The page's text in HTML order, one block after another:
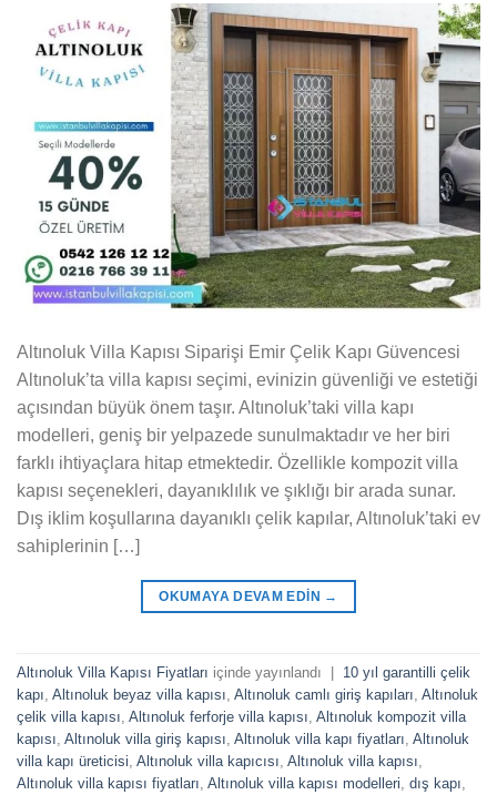
Altınoluk Villa Kapısı Siparişi Emir Çelik Kapı Güvencesi
Altınoluk’ta villa kapısı seçimi, evinizin güvenliği ve estetiği
açısından büyük önem taşır. Altınoluk’taki villa kapı
modelleri, geniş bir yelpazede sunulmaktadır ve her biri
farklı ihtiyaçlara hitap etmektedir. Özellikle kompozit villa
kapısı seçenekleri, dayanıklılık ve şıklığı bir arada sunar.
Dış iklim koşullarına dayanıklı çelik kapılar, Altınoluk’taki ev
sahiplerinin […]
OKUMAYA DEVAM EDIN →
Altınoluk Villa Kapısı Fiyatları içinde yayınlandı | 10 yıl garantilli çelik
kapı Altınoluk beyaz villa kapısı Altınoluk camlı giriş kapıları Altınoluk
çelik villa kapısı Altınoluk ferforje villa kapısı Altınoluk kompozit villa
kapısı Altınoluk villa giriş kapısı Altınoluk villa kapı fiyatları Altınoluk
villa kapı üreticisi Altınoluk villa kapıcısı Altınoluk villa kapısı
Altınoluk villa kapısı fiyatları Altınoluk villa kapısı modelleri dış kapı